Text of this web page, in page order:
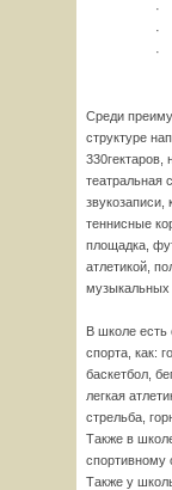
·
·
·
Среди
структуре
330гектаров,
театральная
звукозаписи,
теннисные
площадка,
атлетикой,
музыкальных
В школе есть
спорта, как:
баскетбол,
легкая
стрельба,
Также в
спортивному
Также у